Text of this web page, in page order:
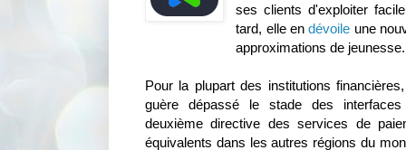
ses clients d'exploiter
tard, elle endévoile une
approximations de jeunesse.
Pour la plupart des institutions
guère dépassé le stade des
deuxième directive des services de
équivalents dans les autres régions du